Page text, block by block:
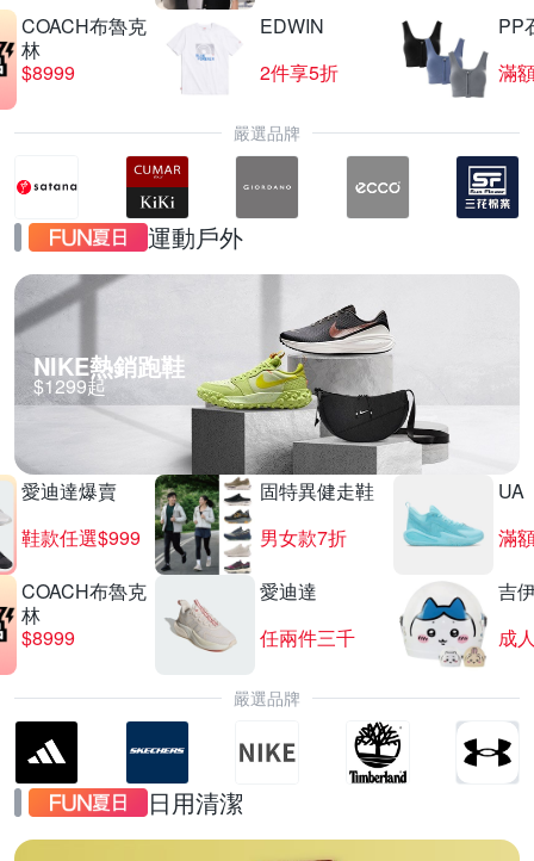
COACH布魯克
林
$8999
EDWIN
2件享5折
PP
滿
嚴選品牌
運動戶外
NIKE熱銷跑鞋
$1299起
愛迪達爆賣
鞋款任選$999
固特異健走鞋
男女款7折
UA
滿
COACH布魯克
林
$8999
愛迪達
任兩件三千
吉
嚴選品牌
日用清潔